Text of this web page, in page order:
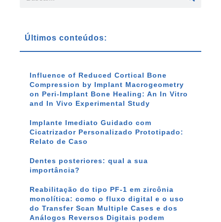
Últimos conteúdos:
Influence of Reduced Cortical Bone
Compression by Implant Macrogeometry
on Peri-Implant Bone Healing: An In Vitro
and In Vivo Experimental Study
Implante Imediato Guidado com
Cicatrizador Personalizado Prototipado:
Relato de Caso
Dentes posteriores: qual a sua
importância?
Reabilitação do tipo PF-1 em zircônia
monolítica: como o fluxo digital e o uso
do Transfer Scan Multiple Cases e dos
Análogos Reversos Digitais podem